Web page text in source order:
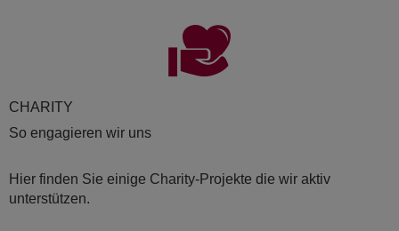
CHA­RI­TY
So engagieren wir uns
Hier finden Sie einige Charity-Projekte die wir aktiv
unterstützen.